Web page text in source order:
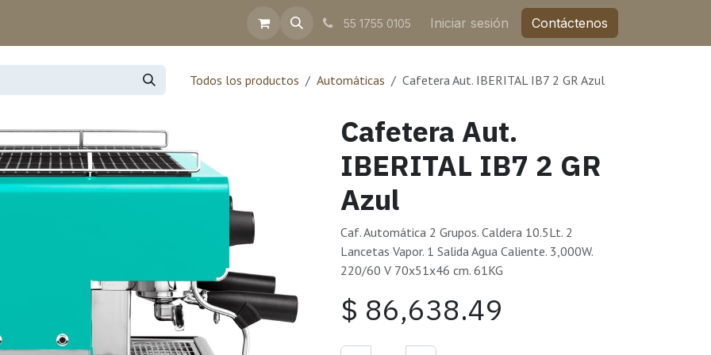
55 1755 0105 Iniciar sesión Contáctenos
Todos los productos Automáticas Cafetera Aut. IBERITAL IB7 2 GR Azul
Cafetera Aut.
IBERITAL IB7 2 GR
Azul
Caf. Automática 2 Grupos. Caldera 10.5Lt. 2
Lancetas Vapor. 1 Salida Agua Caliente. 3,000W.
220/60 V 70x51x46 cm. 61KG
$ 86,638.49